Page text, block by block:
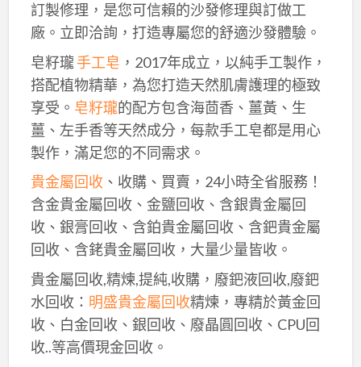
訂製修理，是您可信賴的沙發修理與訂做工
廠。立即洽詢，打造專屬您的舒適沙發體驗。
皂籽瓏手工皂 ，2017年成立，以純手工製作，
搭配植物精華，為您打造天然肌膚護理的極致
享受。 皂籽瓏的配方包含海茴香、薑黃、生
薑、左手香等天然成分，每款手工皂都是用心
製作，滿足您的不同需求。
貴金屬回收、收購、買賣，24小時全省服務！
含金貴金屬回收、金鹽回收、含銀貴金屬回
收、銀膏回收、含鉑貴金屬回收、含鈀貴金屬
回收、含銠貴金屬回收，大量少量皆收。
貴金屬回收,精煉,提純,收購，廢鈀液回收,廢鈀
水回收： 明盛貴金屬回收精煉，專精於黃金回
收、白金回收、銀回收、廢晶圓回收、CPU回
收..等高價現金回收。